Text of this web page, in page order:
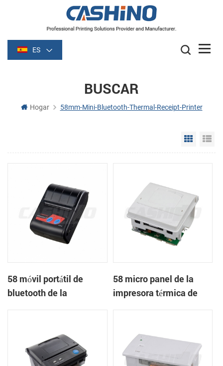
ES
BUSCAR
Hogar 58mm-Mini-Bluetooth-Thermal-Receipt-Printer
Grid
58 móvil portátil de
bluetooth de la
58 micro panel de la
impresora térmica de